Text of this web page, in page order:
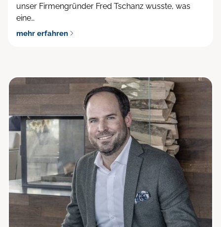
unser Firmengründer Fred Tschanz wusste, was
eine…
mehr erfahren